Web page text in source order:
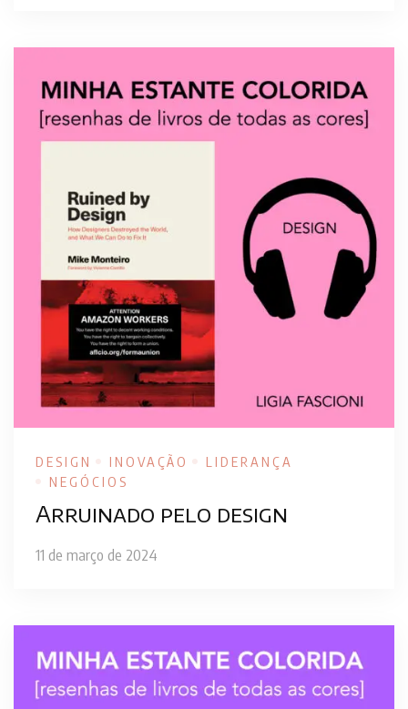
DESIGN INOVAÇÃO
LIDERANÇA
NEGÓCIOS
Arruinado pelo design
11 de março de 2024